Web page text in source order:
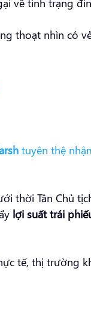
thoạt nhìn có
tuyên thệ
Tân Chủ
lợi suất trái
tế, thị